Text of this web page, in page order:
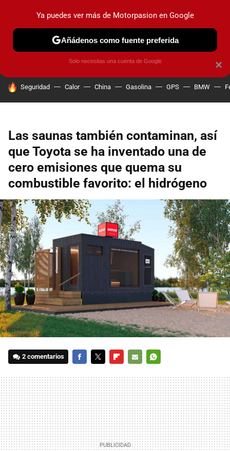
PRUEBAS COCHES ELÉCTRICOS OBSERVATORIO
HOY SE HABLA DE
Seguridad Calor China Gasolina GPS BMW
Las saunas también contaminan, así
que Toyota se ha inventado una de
cero emisiones que quema su
combustible favorito: el hidrógeno
2 comentarios
MAIL
×
Ya puedes ver más de Motorpasion en Google
Añádenos como fuente preferida
Solo necesitas una cuenta de Google